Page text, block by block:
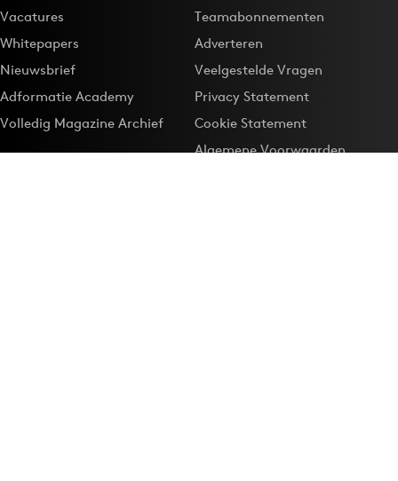
Vacatures
Whitepapers
Nieuwsbrief
Adformatie Academy
Volledig Magazine Archief
Teamabonnementen
Adverteren
Veelgestelde Vragen
Privacy Statement
Cookie Statement
Algemene Voorwaarden